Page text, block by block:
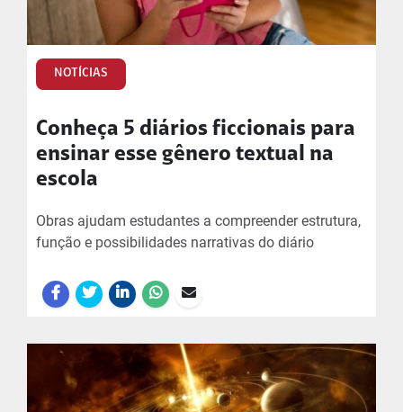
NOTÍCIAS
Conheça 5 diários ficcionais para
ensinar esse gênero textual na
escola
Obras ajudam estudantes a compreender estrutura,
função e possibilidades narrativas do diário